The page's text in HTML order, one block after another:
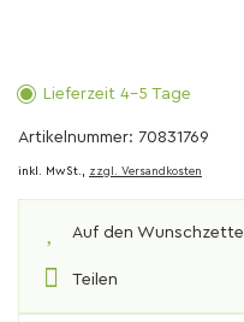
Lieferzeit 4-5 Tage
Artikelnummer: 70831769
inkl. MwSt., zzgl. Versandkosten
Auf den Wunschzettel
Teilen